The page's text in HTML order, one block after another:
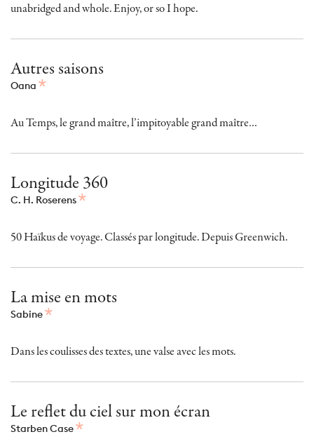
unabridged and whole. Enjoy, or so I hope.
Autres saisons
Oana
Au Temps, le grand maître, l’impitoyable grand maître…
Longitude 360
C. H. Roserens
50 Haïkus de voyage. Classés par longitude. Depuis Greenwich.
La mise en mots
Sabine
Dans les coulisses des textes, une valse avec les mots.
Le reflet du ciel sur mon écran
Starben Case